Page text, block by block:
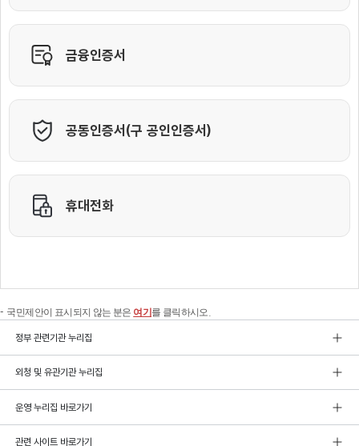
국민제안이 표시되지 않는 분은 여기 를 클릭하시오.
정부 관련기관 누리집
외청 및 유관기관 누리집
운영 누리집 바로가기
관련 사이트 바로가기